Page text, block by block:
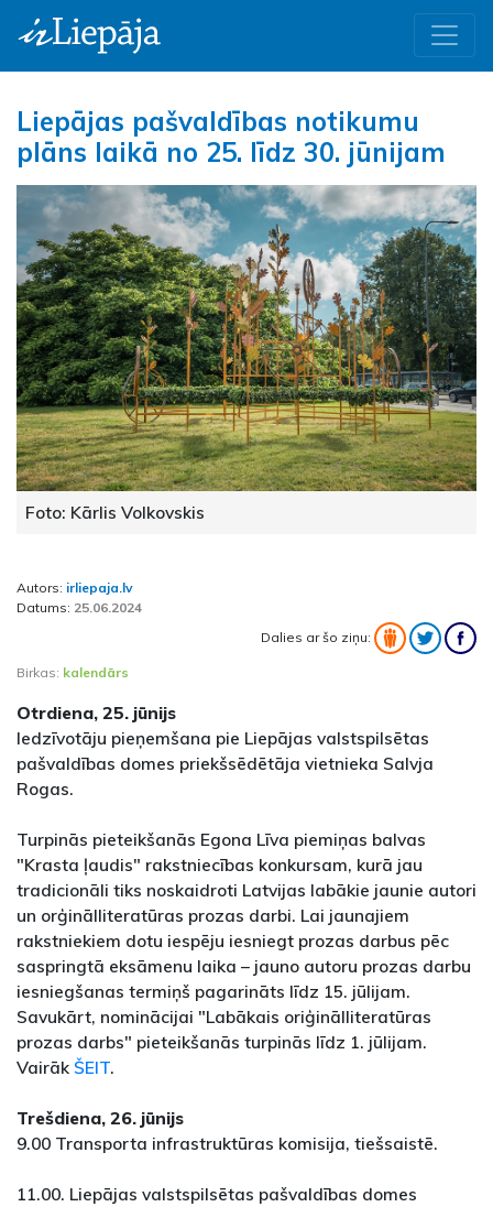
Liepājas pašvaldības notikumu
plāns laikā no 25. līdz 30. jūnijam
Foto: Kārlis Volkovskis
Autors: irliepaja.lv
Datums: 25.06.2024
Dalies ar šo ziņu:
Birkas: kalendārs
Otrdiena, 25. jūnijs
Iedzīvotāju pieņemšana pie Liepājas valstspilsētas
pašvaldības domes priekšsēdētāja vietnieka Salvja
Rogas.
Turpinās pieteikšanās Egona Līva piemiņas balvas
"Krasta ļaudis" rakstniecības konkursam, kurā jau
tradicionāli tiks noskaidroti Latvijas labākie jaunie autori
un orģinālliteratūras prozas darbi. Lai jaunajiem
rakstniekiem dotu iespēju iesniegt prozas darbus pēc
saspringtā eksāmenu laika – jauno autoru prozas darbu
iesniegšanas termiņš pagarināts līdz 15. jūlijam.
Savukārt, nominācijai "Labākais oriģinālliteratūras
prozas darbs" pieteikšanās turpinās līdz 1. jūlijam.
Vairāk ŠEIT.
Trešdiena, 26. jūnijs
9.00 Transporta infrastruktūras komisija, tiešsaistē.
11.00. Liepājas valstspilsētas pašvaldības domes